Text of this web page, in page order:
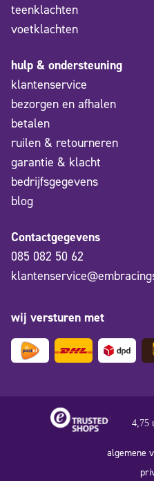
teenklachten
voetklachten
hulp & ondersteuning
klantenservice
bezorgen en afhalen
betalen
ruilen & retourneren
garantie & klacht
bedrijfsgegevens
blog
Contactgegevens
085 082 50 62
wij versturen met
4,75
algemene